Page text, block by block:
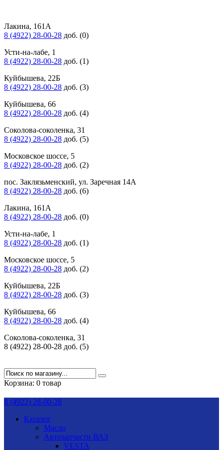
Лакина, 161А
8 (4922) 28-00-28 доб. (0)
Усти-на-лабе, 1
8 (4922) 28-00-28 доб. (1)
Куйбышева, 22Б
8 (4922) 28-00-28 доб. (3)
Куйбышева, 66
8 (4922) 28-00-28 доб. (4)
Соколова-соколенка, 31
8 (4922) 28-00-28 доб. (5)
Московское шоссе, 5
8 (4922) 28-00-28 доб. (2)
пос. Заклязьменский, ул. Заречная 14А
8 (4922) 28-00-28 доб. (6)
Лакина, 161А
8 (4922) 28-00-28 доб. (0)
Усти-на-лабе, 1
8 (4922) 28-00-28 доб. (1)
Московское шоссе, 5
8 (4922) 28-00-28 доб. (2)
Куйбышева, 22Б
8 (4922) 28-00-28 доб. (3)
Куйбышева, 66
8 (4922) 28-00-28 доб. (4)
Соколова-соколенка, 31
8 (4922) 28-00-28 доб. (5)
Корзина: 0 товар
8 (4922) 28-00-28
Каталог
Масло
Автозапчасти ВАЗ
VESTA